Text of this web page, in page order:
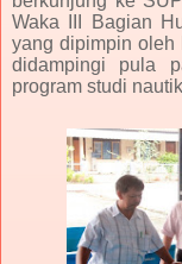
Waka III Bagian
yang dipimpin oleh
didampingi pula
program studi